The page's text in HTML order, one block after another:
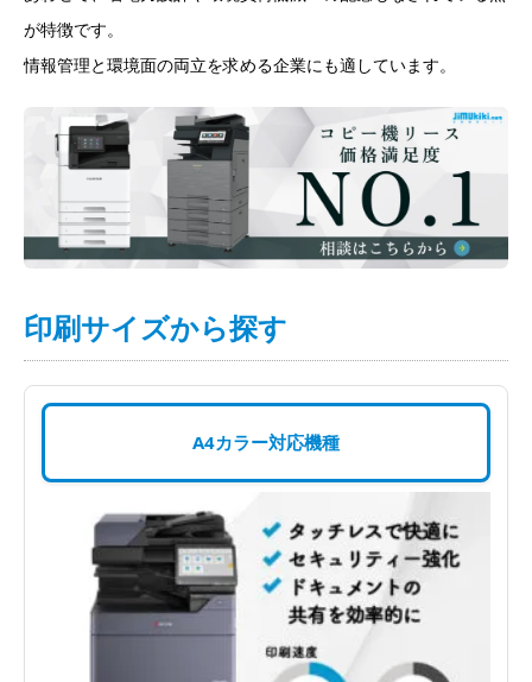
が特徴です。
情報管理と環境面の両立を求める企業にも適しています。
印刷サイズから探す
A4カラー対応機種